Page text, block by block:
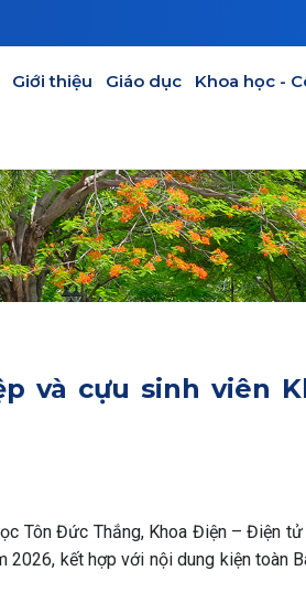
Giới thiệu Giáo dục Khoa học -
và cựu sinh viên
Tôn Đức Thắng, Khoa Điện – Điện
kết hợp với nội dung kiện toàn